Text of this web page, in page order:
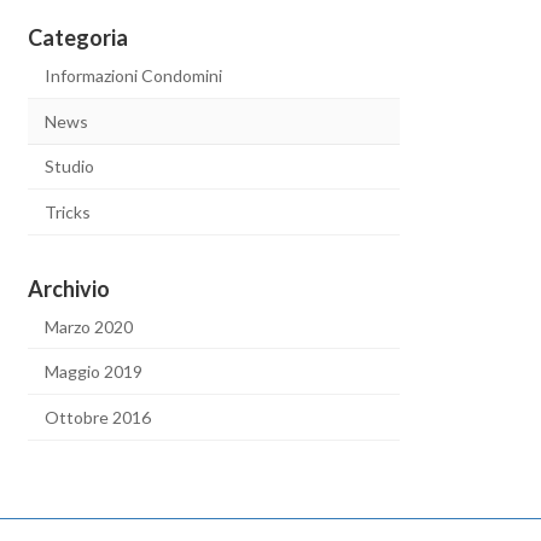
Categoria
Informazioni Condomini
News
Studio
Tricks
Archivio
Marzo 2020
Maggio 2019
Ottobre 2016